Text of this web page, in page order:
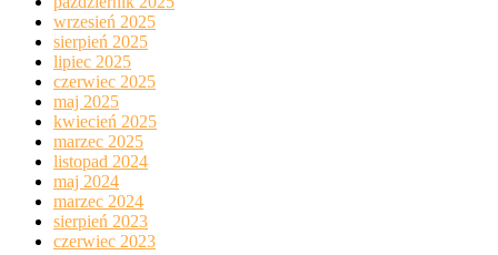
wrzesień 2025
sierpień 2025
lipiec 2025
czerwiec 2025
maj 2025
kwiecień 2025
marzec 2025
listopad 2024
maj 2024
marzec 2024
sierpień 2023
czerwiec 2023